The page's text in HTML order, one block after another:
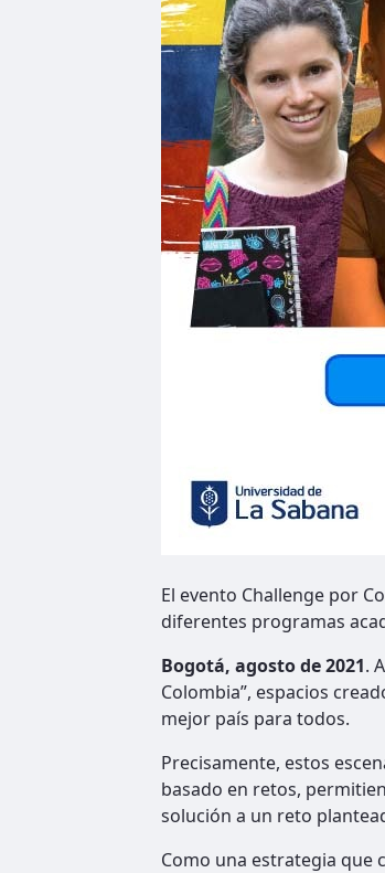
El evento Challenge por
diferentes programas
Bogotá, agosto de 2021.
Colombia”, espacios
mejor país para todos.
Precisamente, estos
basado en retos,
solución a un reto
Como una estrategia que